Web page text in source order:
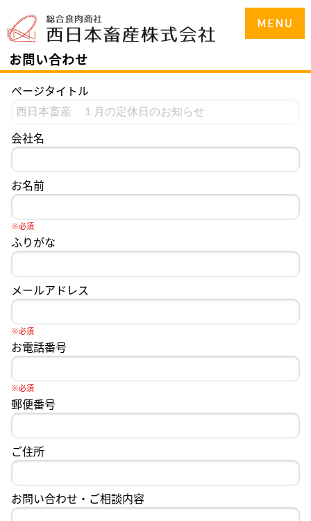
お問い合わせ
ページタイトル
会社名
お名前
※必須
ふりがな
メールアドレス
※必須
お電話番号
※必須
郵便番号
ご住所
お問い合わせ・ご相談内容